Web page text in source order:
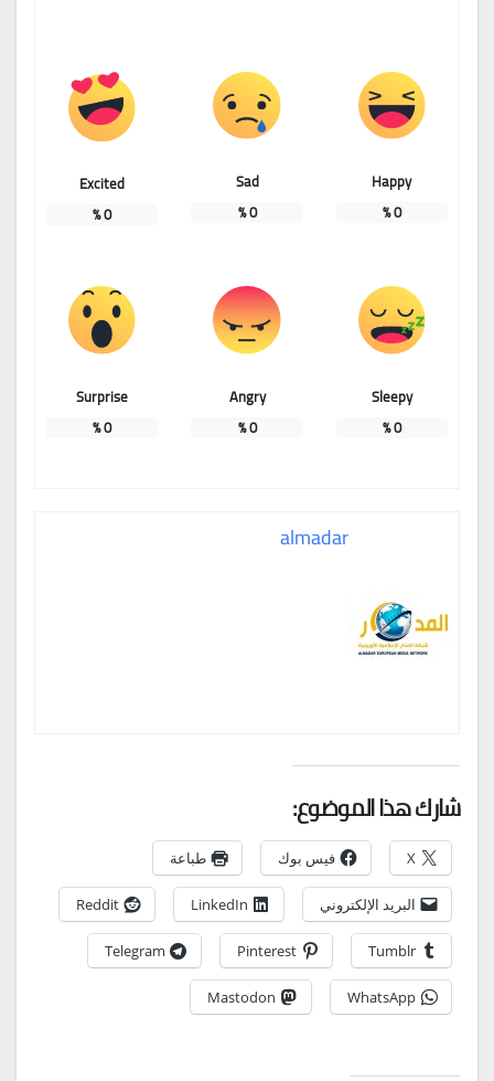
Happy
0
%
Sad
0
%
Excited
0
%
Sleepy
0
%
Angry
0
%
Surprise
0
%
almadar
شارك هذا الموضوع:
X فيس بوك طباعة
البريد الإلكتروني LinkedIn
Reddit
Tumblr
Pinterest
Telegram
WhatsApp
Mastodon